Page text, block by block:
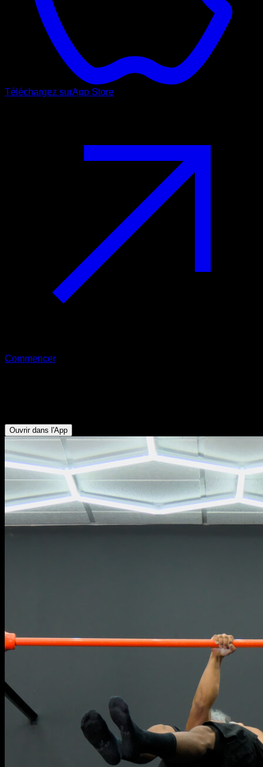
Téléchargez surApp Store
Commencer
Ouvrir dans l'App